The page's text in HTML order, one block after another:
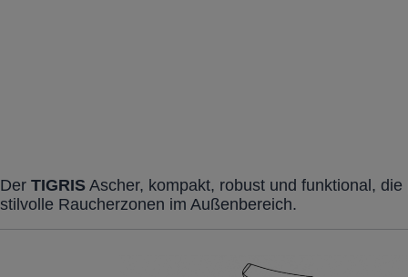
Der TIGRIS Ascher, kompakt, robust und funktional,
stilvolle Raucherzonen im Außenbereich.